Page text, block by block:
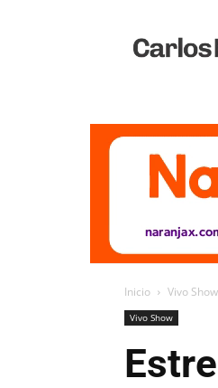
Vivo
Inicio Vivo Show
Vivo Show